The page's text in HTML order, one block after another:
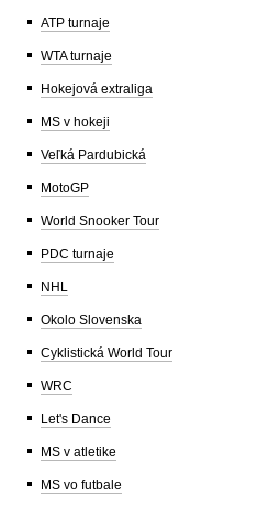
ATP turnaje
WTA turnaje
Hokejová extraliga
MS v hokeji
Veľká Pardubická
MotoGP
World Snooker Tour
PDC turnaje
NHL
Okolo Slovenska
Cyklistická World Tour
WRC
Let's Dance
MS v atletike
MS vo futbale